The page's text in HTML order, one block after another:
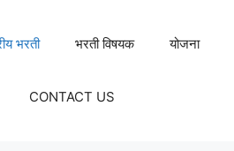
भरती भरती विषयक योजना
CONTACT US